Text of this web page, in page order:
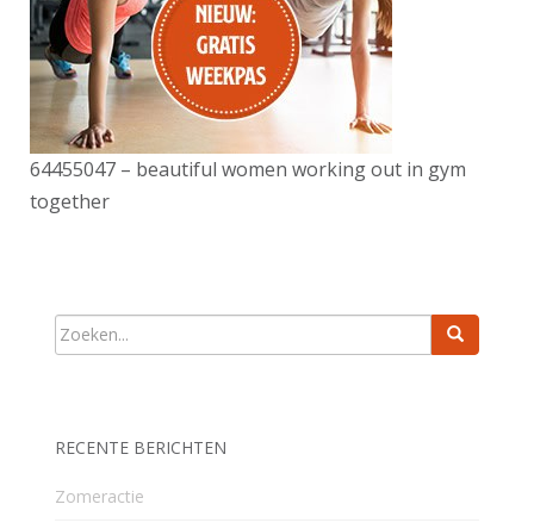
64455047 – beautiful women working out in gym
together
RECENTE BERICHTEN
Zomeractie